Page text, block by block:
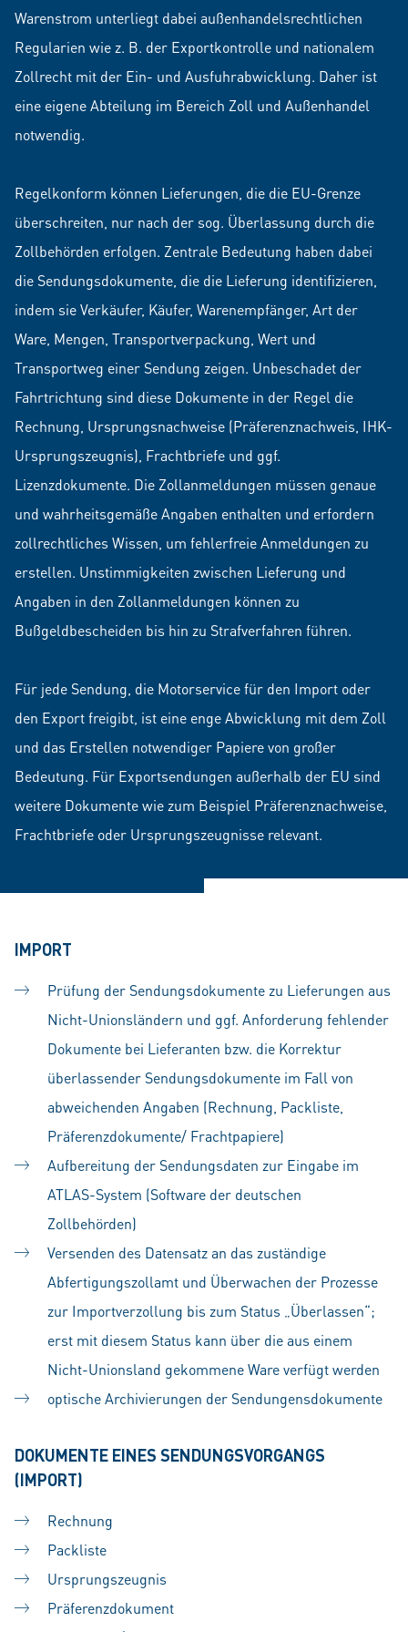
Warenstrom unterliegt dabei außenhandelsrechtlichen
Regularien wie z. B. der Exportkontrolle und nationalem
Zollrecht mit der Ein- und Ausfuhrabwicklung. Daher ist
eine eigene Abteilung im Bereich Zoll und Außenhandel
notwendig.
Regelkonform können Lieferungen, die die EU-Grenze
überschreiten, nur nach der sog. Überlassung durch die
Zollbehörden erfolgen. Zentrale Bedeutung haben dabei
die Sendungsdokumente, die die Lieferung identifizieren,
indem sie Verkäufer, Käufer, Warenempfänger, Art der
Ware, Mengen, Transportverpackung, Wert und
Transportweg einer Sendung zeigen. Unbeschadet der
Fahrtrichtung sind diese Dokumente in der Regel die
Rechnung, Ursprungsnachweise (Präferenznachweis, IHK-
Ursprungszeugnis), Frachtbriefe und ggf.
Lizenzdokumente. Die Zollanmeldungen müssen genaue
und wahrheitsgemäße Angaben enthalten und erfordern
zollrechtliches Wissen, um fehlerfreie Anmeldungen zu
erstellen. Unstimmigkeiten zwischen Lieferung und
Angaben in den Zollanmeldungen können zu
Bußgeldbescheiden bis hin zu Strafverfahren führen.
Für jede Sendung, die Motorservice für den Import oder
den Export freigibt, ist eine enge Abwicklung mit dem Zoll
und das Erstellen notwendiger Papiere von großer
Bedeutung. Für Exportsendungen außerhalb der EU sind
weitere Dokumente wie zum Beispiel Präferenznachweise,
Frachtbriefe oder Ursprungszeugnisse relevant.
IMPORT
Prüfung der Sendungsdokumente zu Lieferungen aus
Nicht-Unionsländern und ggf. Anforderung fehlender
Dokumente bei Lieferanten bzw. die Korrektur
überlassender Sendungsdokumente im Fall von
abweichenden Angaben (Rechnung, Packliste,
Präferenzdokumente/ Frachtpapiere)
Aufbereitung der Sendungsdaten zur Eingabe im
ATLAS-System (Software der deutschen
Zollbehörden)
Versenden des Datensatz an das zuständige
Abfertigungszollamt und Überwachen der Prozesse
zur Importverzollung bis zum Status „Überlassen“;
erst mit diesem Status kann über die aus einem
Nicht-Unionsland gekommene Ware verfügt werden
optische Archivierungen der Sendungensdokumente
DOKUMENTE EINES SENDUNGSVORGANGS
(IMPORT)
Rechnung
Packliste
Ursprungszeugnis
Präferenzdokument